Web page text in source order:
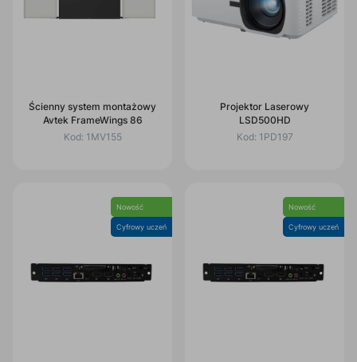
Ścienny system montażowy
Avtek FrameWings 86
Kod: 1MV155
Projektor Laserowy
LSD500HD
Kod: 1PD197
Nowość
Cyfrowy uczeń
Nowość
Cyfrowy uczeń